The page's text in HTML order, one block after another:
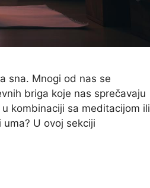
sna. Mnogi od nas se
briga koje nas sprečavaju
kombinaciji sa meditacijom ili
U ovoj sekciji